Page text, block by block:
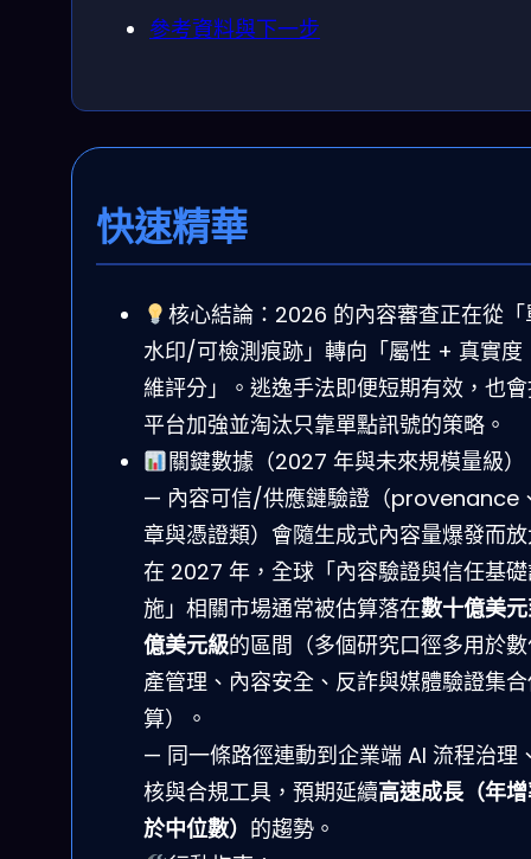
參考資料與下一步
快速精華
核心結論：2026 的內容審查正在從「
水印/可檢測痕跡」轉向「屬性 + 真實度
維評分」。逃逸手法即便短期有效，也
平台加強並淘汰只靠單點訊號的策略。
關鍵數據（2027 年與未來規模量級）
— 內容可信/供應鏈驗證（provenance
章與憑證類）會隨生成式內容量爆發而
在 2027 年，全球「內容驗證與信任基
施」相關市場通常被估算落在數十億美
億美元級的區間（多個研究口徑多用於
產管理、內容安全、反詐與媒體驗證集
算）。
— 同一條路徑連動到企業端 AI 流程治理
核與合規工具，預期延續高速成長（年
於中位數） 的趨勢。